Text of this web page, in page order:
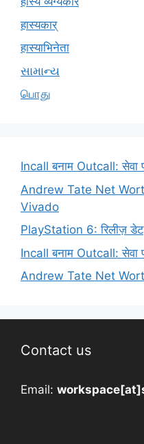
हास्यकार्
हास्याभिनेता
સામાન્ય
பொது
Incall बनाम Outcall: सेवा
Andrew Tate Net
Vivado
PlayStation 6: रिलीज़
Incall बनाम Outcall: सेवा
Andrew Tate Net
Contact us
Email: